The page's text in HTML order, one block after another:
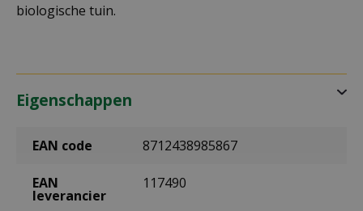
biologische tuin.
Eigenschappen
EAN code 8712438985867
EAN
leverancier
117490